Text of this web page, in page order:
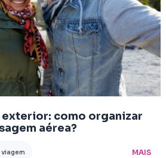
exterior: como organizar
aérea?
viagem MAIS